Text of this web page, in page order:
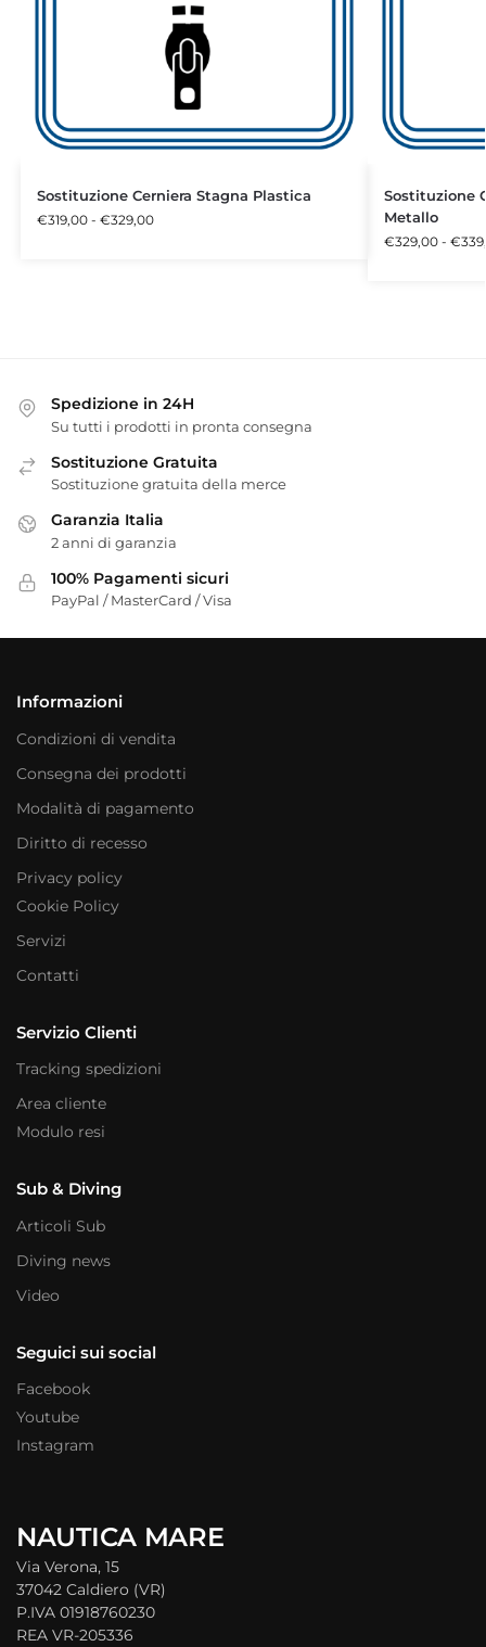
Sostituzione Cerniera Stagna Plastica
€319,00 - €329,00
Sostituzione
Metallo
€329,00 - €
Spedizione in 24H
Su tutti i prodotti in pronta consegna
Sostituzione Gratuita
Sostituzione gratuita della merce
Garanzia Italia
2 anni di garanzia
100% Pagamenti sicuri
PayPal / MasterCard / Visa
Informazioni
Condizioni di vendita
Consegna dei prodotti
Modalità di pagamento
Diritto di recesso
Privacy policy
Cookie Policy
Servizi
Contatti
Servizio Clienti
Tracking spedizioni
Area cliente
Modulo resi
Sub & Diving
Articoli Sub
Diving news
Video
Seguici sui social
Facebook
Youtube
Instagram
NAUTICA MARE
Via Verona, 15
37042 Caldiero (VR)
P.IVA 01918760230
REA VR-205336